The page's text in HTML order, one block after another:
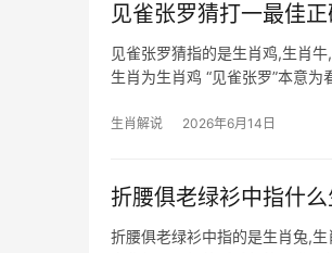
见雀张罗猜打一最佳
见雀张罗猜指的是生肖鸡,生肖
生肖为生肖鸡 “见雀张罗”本意
生肖解说 2026年6月14日
折腰俱老绿衫中指什
折腰俱老绿衫中指的是生肖兔,